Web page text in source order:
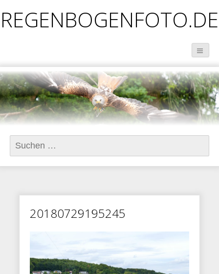
REGENBOGENFOTO.DE
Suchen
nach:
20180729195245